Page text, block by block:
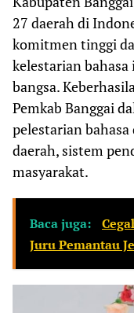
27 daerah di
komitmen tinggi
kelestarian
bangsa.
Pemkab Banggai
pelestarian
daerah, sistem
masyarakat.
Baca juga:
Juru Pemantau